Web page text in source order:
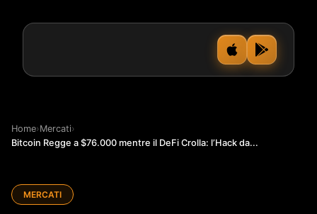
Home›Mercati›
Bitcoin Regge a $76.000 mentre il DeFi Crolla: l’Hack da...
MERCATI